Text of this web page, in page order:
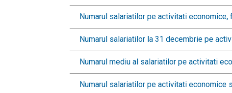
Numarul salariatilor pe activitati
Numarul salariatilor la 31 decembrie pe
Numarul mediu al salariatilor pe activitati
Numarul salariatilor pe activitati